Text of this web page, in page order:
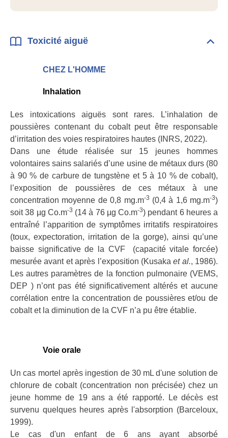
Toxicité aiguë
CHEZ L'HOMME
Inhalation
Les intoxications aiguës sont rares. L’inhalation de
poussières contenant du cobalt peut être responsable
d’irritation des voies respiratoires hautes (INRS, 2022).
Dans une étude réalisée sur 15 jeunes hommes
volontaires sains salariés d’une usine de métaux durs (80
à 90 % de carbure de tungstène et 5 à 10 % de cobalt),
l’exposition de poussières de ces métaux à une
concentration moyenne de 0,8 mg.m-3 (0,4 à 1,6 mg.m-3)
soit 38 µg Co.m-3 (14 à 76 µg Co.m-3) pendant 6 heures a
entraîné l’apparition de symptômes irritatifs respiratoires
(toux, expectoration, irritation de la gorge), ainsi qu’une
baisse significative de la CVF (capacité vitale forcée)
mesurée avant et après l’exposition (Kusakaet al., 1986).
Les autres paramètres de la fonction pulmonaire (VEMS,
DEP ) n’ont pas été significativement altérés et aucune
corrélation entre la concentration de poussières et/ou de
cobalt et la diminution de la CVF n’a pu être établie.
Voie orale
Un cas mortel après ingestion de 30 mL d'une solution de
chlorure de cobalt (concentration non précisée) chez un
jeune homme de 19 ans a été rapporté. Le décès est
survenu quelques heures après l'absorption (Barceloux,
1999).
Le cas d'un enfant de 6 ans ayant absorbé